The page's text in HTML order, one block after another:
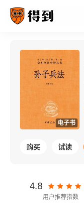
电子书
购买 试读
4.8
用户推荐指数